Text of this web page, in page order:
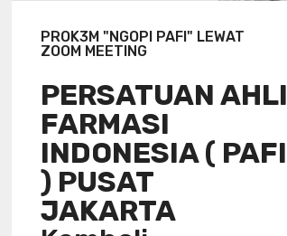
PROK3M "NGOPI PAFI" LEWAT
ZOOM MEETING
PERSATUAN AHLI
FARMASI
INDONESIA ( PAFI
) PUSAT
JAKARTA